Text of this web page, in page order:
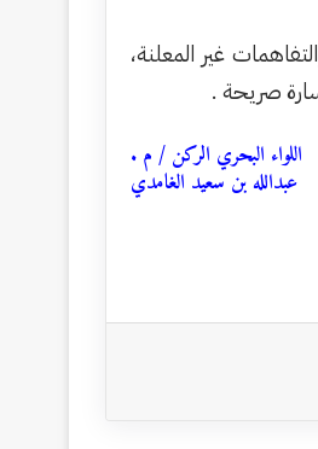
غير المعلنة،
صريحة .
اللواء البحري الركن / م .
عبدالله بن سعيد الغامدي